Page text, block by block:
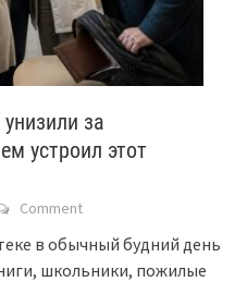
за
устроил этот
Comment
в обычный будний день
школьники, пожилые